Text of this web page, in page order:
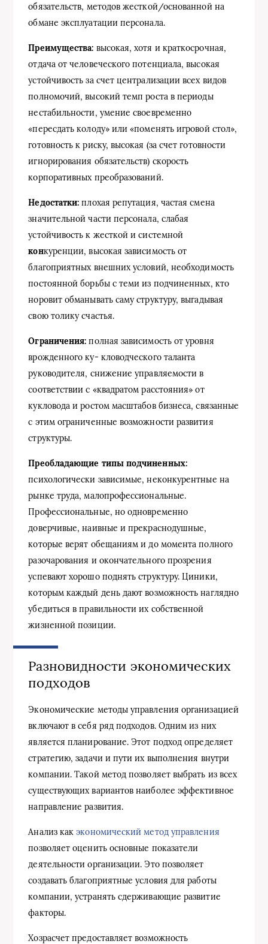
обязательств, методов жесткой/основанной на
обмане эксплуатации персонала.
Преимущества: высокая, хотя и краткосрочная,
отдача от человеческого потенциала, высокая
устойчивость за счет централизации всех видов
полномочий, высокий темп роста в периоды
нестабильности, умение своевременно
«пересдать колоду» или «поменять игровой стол»,
готовность к риску, высокая (за счет готовности
игнорирования обязательств) скорость
корпоративных преобразований.
Недостатки: плохая репутация, частая смена
значительной части персонала, слабая
устойчивость к жесткой и системной
конкуренции, высокая зависимость от
благоприятных внешних условий, необходимость
постоянной борьбы с теми из подчиненных, кто
норовит обманывать саму структуру, выгадывая
свою толику счастья.
Ограничения: полная зависимость от уровня
врожденного ку- кловодческого таланта
руководителя, снижение управляемости в
соответствии с «квадратом расстояния» от
кукловода и ростом масштабов бизнеса, связанные
с этим ограниченные возможности развития
структуры.
Преобладающие типы подчиненных:
психологически зависимые, неконкурентные на
рынке труда, малопрофессиональные.
Профессиональные, но одновременно
доверчивые, наивные и прекраснодушные,
которые верят обещаниям и до момента полного
разочарования и окончательного прозрения
успевают хорошо поднять структуру. Циники,
которым каждый день дают возможность наглядно
убедиться в правильности их собственной
жизненной позиции.
Разновидности экономических
подходов
Экономические методы управления организацией
включают в себя ряд подходов. Одним из них
является планирование. Этот подход определяет
стратегию, задачи и пути их выполнения внутри
компании. Такой метод позволяет выбрать из всех
существующих вариантов наиболее эффективное
направление развития.
Анализ какэкономический метод управления
позволяет оценить основные показатели
деятельности организации. Это позволяет
создавать благоприятные условия для работы
компании, устранять сдерживающие развитие
факторы.
Хозрасчет предоставляет возможность